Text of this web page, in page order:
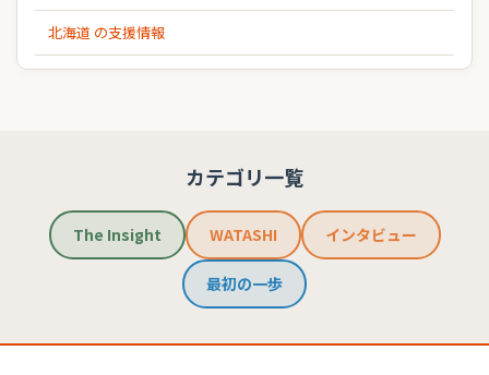
北海道 の支援情報
カテゴリ一覧
The Insight WATASHI インタビュー
最初の一歩